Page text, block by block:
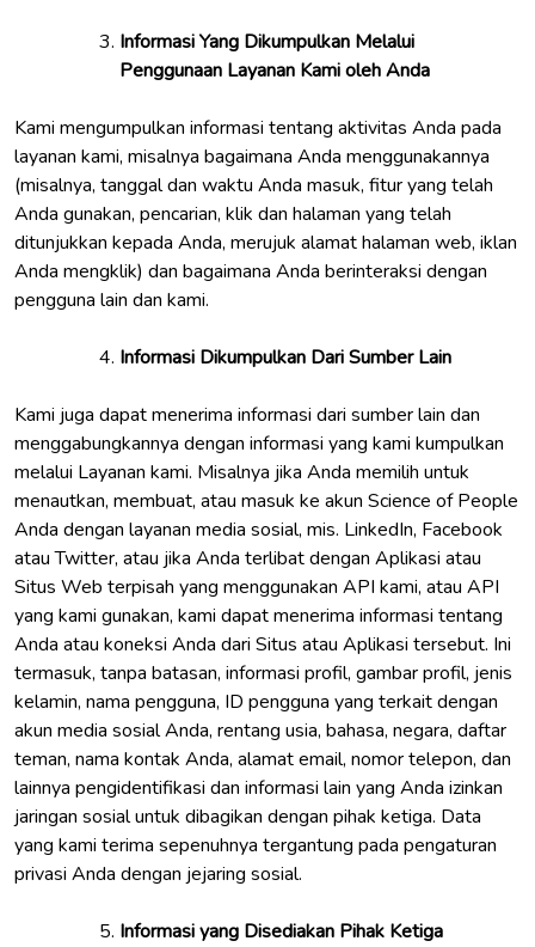
Informasi Yang Dikumpulkan Melalui
Penggunaan Layanan Kami oleh Anda
Kami mengumpulkan informasi tentang aktivitas Anda pada
layanan kami, misalnya bagaimana Anda menggunakannya
(misalnya, tanggal dan waktu Anda masuk, fitur yang telah
Anda gunakan, pencarian, klik dan halaman yang telah
ditunjukkan kepada Anda, merujuk alamat halaman web, iklan
Anda mengklik) dan bagaimana Anda berinteraksi dengan
pengguna lain dan kami.
Informasi Dikumpulkan Dari Sumber Lain
Kami juga dapat menerima informasi dari sumber lain dan
menggabungkannya dengan informasi yang kami kumpulkan
melalui Layanan kami. Misalnya jika Anda memilih untuk
menautkan, membuat, atau masuk ke akun Science of People
Anda dengan layanan media sosial, mis. LinkedIn, Facebook
atau Twitter, atau jika Anda terlibat dengan Aplikasi atau
Situs Web terpisah yang menggunakan API kami, atau API
yang kami gunakan, kami dapat menerima informasi tentang
Anda atau koneksi Anda dari Situs atau Aplikasi tersebut. Ini
termasuk, tanpa batasan, informasi profil, gambar profil, jenis
kelamin, nama pengguna, ID pengguna yang terkait dengan
akun media sosial Anda, rentang usia, bahasa, negara, daftar
teman, nama kontak Anda, alamat email, nomor telepon, dan
lainnya pengidentifikasi dan informasi lain yang Anda izinkan
jaringan sosial untuk dibagikan dengan pihak ketiga. Data
yang kami terima sepenuhnya tergantung pada pengaturan
privasi Anda dengan jejaring sosial.
Informasi yang Disediakan Pihak Ketiga